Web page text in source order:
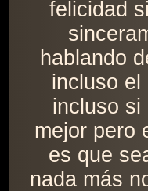
felicidad
hablando
incluso el
incluso si
mejor pero
es que
nada más